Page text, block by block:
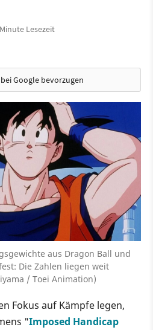
Lesezeit
Google bevorzugen
aus Dragon Ball und
Die Zahlen liegen weit
/ Toei Animation)
Fokus auf Kämpfe legen,
"Imposed Handicap